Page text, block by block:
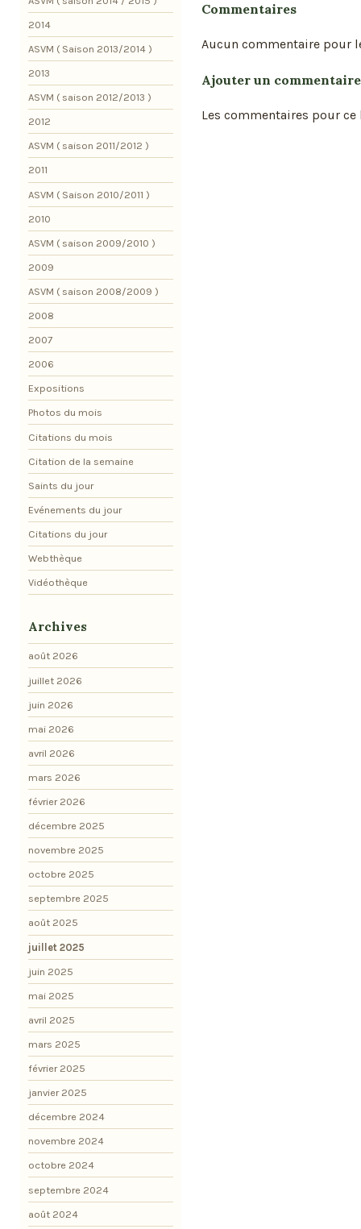
Commentaires
Aucun commentaire pour
Ajouter un commentaire
Les commentaires pour
2014
ASVM ( Saison 2013/2014 )
2013
ASVM ( saison 2012/2013 )
2012
ASVM ( saison 2011/2012 )
2011
ASVM ( Saison 2010/2011 )
2010
ASVM ( saison 2009/2010 )
2009
ASVM ( saison 2008/2009 )
2008
2007
2006
Expositions
Photos du mois
Citations du mois
Citation de la semaine
Saints du jour
Evénements du jour
Citations du jour
Webthèque
Vidéothèque
Archives
août 2026
juillet 2026
juin 2026
mai 2026
avril 2026
mars 2026
février 2026
décembre 2025
novembre 2025
octobre 2025
septembre 2025
août 2025
juillet 2025
juin 2025
mai 2025
avril 2025
mars 2025
février 2025
janvier 2025
décembre 2024
novembre 2024
octobre 2024
septembre 2024
août 2024